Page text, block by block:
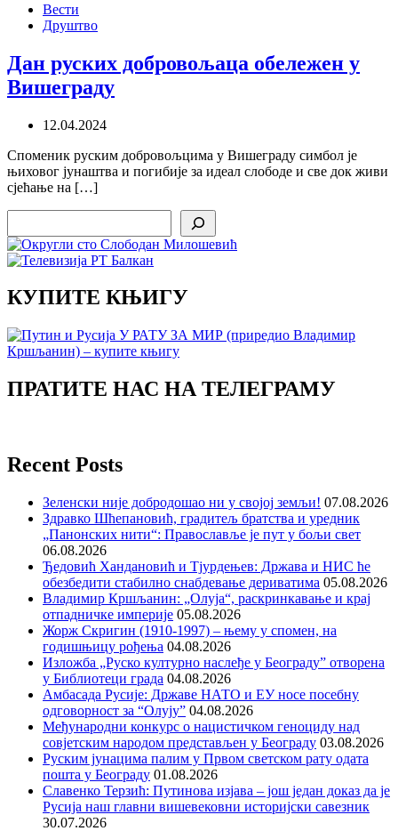
Вести
Друштво
Дан руских добровољаца обележен у
Вишеграду
12.04.2024
Споменик руским добровољцима у Вишеграду симбол је
њиховог јунаштва и погибије за идеал слободе и све док живи
сјећање на […]
КУПИТЕ КЊИГУ
ПРАТИТЕ НАС НА ТЕЛЕГРАМУ
Recent Posts
Зеленски није добродошао ни у својој земљи! 07.08.2026
Здравко Шћепановић, градитељ братства и уредник
„Панонских нити“: Православље је пут у бољи свет
06.08.2026
Ђедовић Хандановић и Тјурдењев: Држава и НИС ће
обезбедити стабилно снабдевање дериватима 05.08.2026
Владимир Кршљанин: „Олуја“, раскринкавање и крај
отпадничке империје 05.08.2026
Жорж Скригин (1910-1997) – њему у спомен, на
годишњицу рођења 04.08.2026
Изложба „Руско културно наслеђе у Београду” отворена
у Библиотеци града 04.08.2026
Амбасада Русије: Државе НАТО и ЕУ носе посебну
одговорност за “Олују” 04.08.2026
Међународни конкурс о нацистичком геноциду над
совјетским народом представљен у Београду 03.08.2026
Руским јунацима палим у Првом светском рату одата
пошта у Београду 01.08.2026
Славенко Терзић: Путинова изјава – још један доказ да је
Русија наш главни вишевековни историјски савезник
30.07.2026